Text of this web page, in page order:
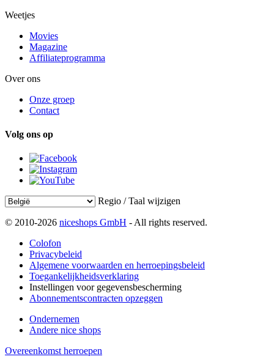
Weetjes
Movies
Magazine
Affiliateprogramma
Over ons
Onze groep
Contact
Volg ons op
Regio / Taal wijzigen
© 2010-2026 niceshops GmbH - All rights reserved.
Colofon
Privacybeleid
Algemene voorwaarden en herroepingsbeleid
Toegankelijkheidsverklaring
Instellingen voor gegevensbescherming
Abonnementscontracten opzeggen
Ondernemen
Andere nice shops
Overeenkomst herroepen